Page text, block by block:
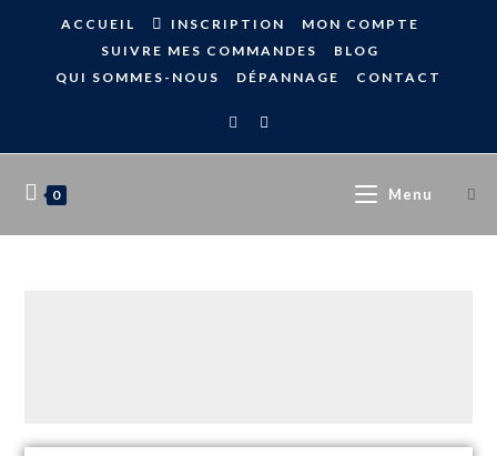
ACCUEIL INSCRIPTION
MON COMPTE
SUIVRE MES COMMANDES
BLOG
QUI SOMMES-NOUS
DÉPANNAGE CONTACT
0 Menu